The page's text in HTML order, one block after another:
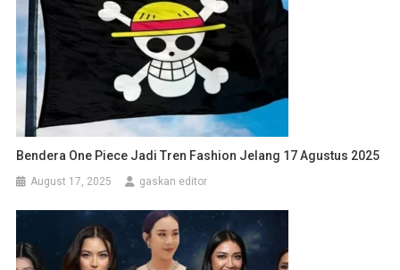
Bendera One Piece Jadi Tren Fashion Jelang 17 Agustus 2025
August 17, 2025 gaskan editor